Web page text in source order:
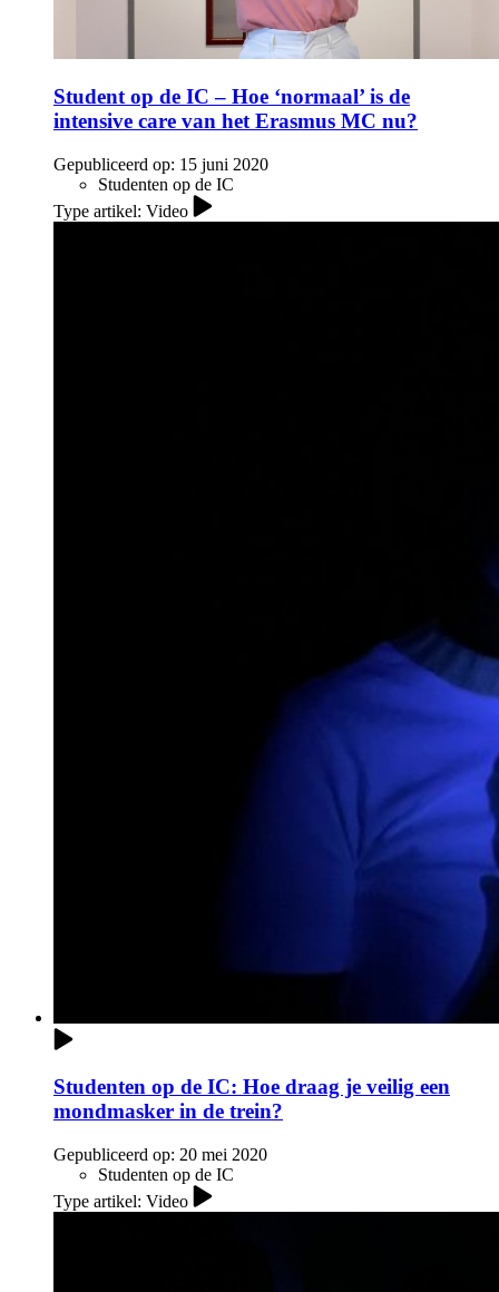
Student op de IC – Hoe ‘normaal’ is de
intensive care van het Erasmus MC nu?
Gepubliceerd op: 15 juni 2020
Studenten op de IC
Type artikel: Video
Studenten op de IC: Hoe draag je veilig een
mondmasker in de trein?
Gepubliceerd op: 20 mei 2020
Studenten op de IC
Type artikel: Video